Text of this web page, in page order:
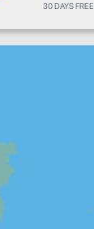
30 DAYS FREE